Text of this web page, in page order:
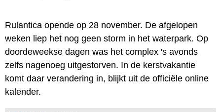
Rulantica opende op 28 november. De afgelopen
weken liep het nog geen storm in het waterpark. Op
doordeweekse dagen was het complex 's avonds
zelfs nagenoeg uitgestorven. In de kerstvakantie
komt daar verandering in, blijkt uit de officiële online
kalender.